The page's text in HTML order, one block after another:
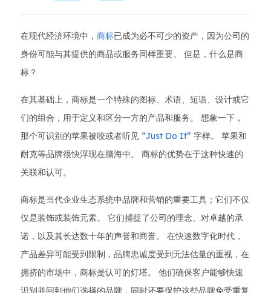
在现代经济环境中， 商标已成为必不可少的资产，因为公司的
身份可能与其提供的商品或服务同样重要。 但是，什么是商
标？
在其基础上，商标是一个特殊的图标、术语、短语、设计或它
们的组合，用于定义和区分一方的产品和服务。 想象一下，
那个可识别的苹果被咬或者听见 “Just Do It” 字样。 苹果和
耐克等品牌很快浮现在脑海中。 商标的优势在于这种快速的
关联和认可。
商标是当代企业生态系统中品牌和营销的重要工具；它们不仅
仅是装饰或装饰元素。 它们捕捉了公司的理念、对卓越的承
诺，以及其长达数十年的声誉和商誉。 在快速数字化时代，
产品差异可能受到限制，品牌忠诚度受到无法估量的重视，在
拥挤的市场中，商标是认可的灯塔。 他们确保客户能够快速
识别并回到他们选择的品牌，同时还要保护这些品牌免受重复